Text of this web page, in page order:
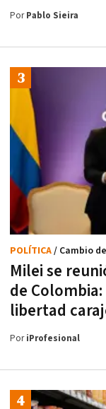
PorPablo Sieira
Milei se
de
libertad
POLÍTICA/ Cambio
PoriProfesional